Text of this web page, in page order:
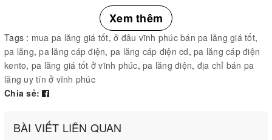
pa lăng cáp điệnđể sử dụng nhưng
máy lại không khởi động vậy thì nguyên nhân do đâu
và cách khắc phục như thế nào?
Do nguồn điện bị đứt: Bạn nên kiểm tra lại nguồn
điện vì rất có thể nguồn điện bị đứt do chuột, gián
để hoạt động.
Xem thêm
Tags : mua pa lăng giá tốt, ở đâu vĩnh phúc bán pa lăng giá tốt,
pa lăng,pa lăng cáp điện, pa lăng cáp điện cd, pa lăng cáp điện
kento, pa lăng giá tốt ở vĩnh phúc, pa lăng điện, địa chỉ bán pa
lăng uy tín ở vĩnh phúc
Chia sẻ:
BÀI VIẾT LIÊN QUAN